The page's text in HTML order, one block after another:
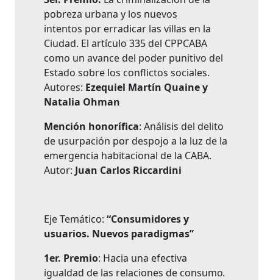
pobreza urbana y los nuevos
intentos por erradicar las villas en la
Ciudad. El artículo 335 del CPPCABA
como un avance del poder punitivo del
Estado sobre los conflictos sociales.
Autores: Ezequiel Martín Quaine y
Natalia Ohman
Mención honorífica: Análisis del delito
de usurpación por despojo a la luz de la
emergencia habitacional de la CABA.
Autor: Juan Carlos Riccardini
Eje Temático: “Consumidores y
usuarios. Nuevos paradigmas”
1er. Premio: Hacia una efectiva
igualdad de las relaciones de consumo.